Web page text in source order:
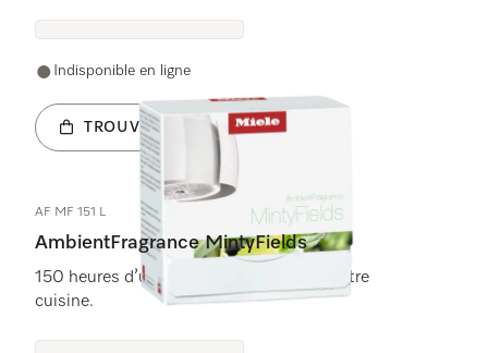
Indisponible en ligne
TROUVER UN REVENDEUR
AF MF 151 L
AmbientFragrance MintyFields
150 heures d’un parfum agréable dans votre
cuisine.